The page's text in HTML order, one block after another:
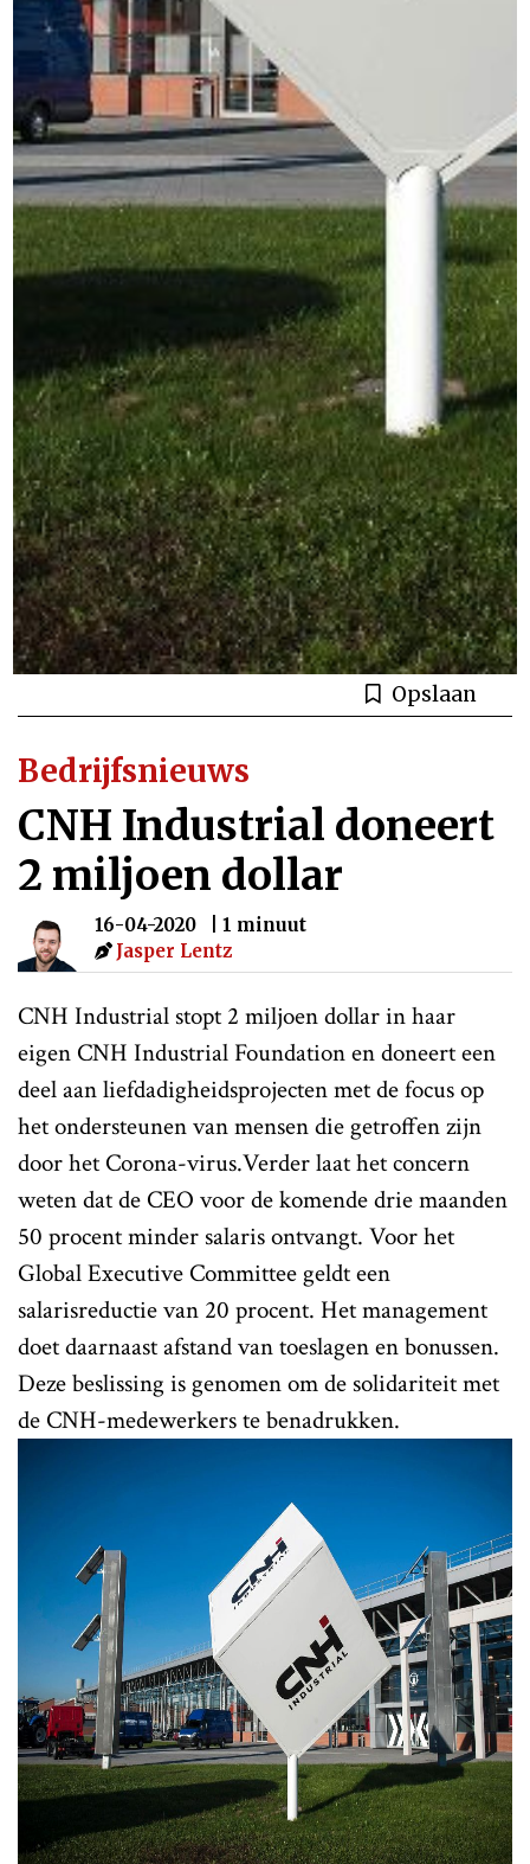
Opslaan
Bedrijfsnieuws
CNH Industrial doneert
2 miljoen dollar
16-04-2020
| 1 minuut
Jasper Lentz
CNH Industrial stopt 2 miljoen dollar in haar
eigen CNH Industrial Foundation en doneert een
deel aan liefdadigheidsprojecten met de focus op
het ondersteunen van mensen die getroffen zijn
door het Corona-virus.Verder laat het concern
weten dat de CEO voor de komende drie maanden
50 procent minder salaris ontvangt. Voor het
Global Executive Committee geldt een
salarisreductie van 20 procent. Het management
doet daarnaast afstand van toeslagen en bonussen.
Deze beslissing is genomen om de solidariteit met
de CNH-medewerkers te benadrukken.